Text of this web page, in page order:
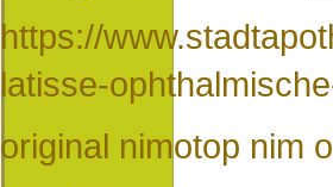
https://
latisse-
original nimotop nim